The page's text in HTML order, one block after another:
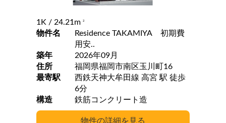
1K / 24.21m 2
物件名
Residence TAKAMIYA 初期費
用安..
築年
2026年09月
住所
福岡県福岡市南区玉川町16
最寄駅
西鉄天神大牟田線 高宮 駅 徒歩
6分
構造
鉄筋コンクリート造